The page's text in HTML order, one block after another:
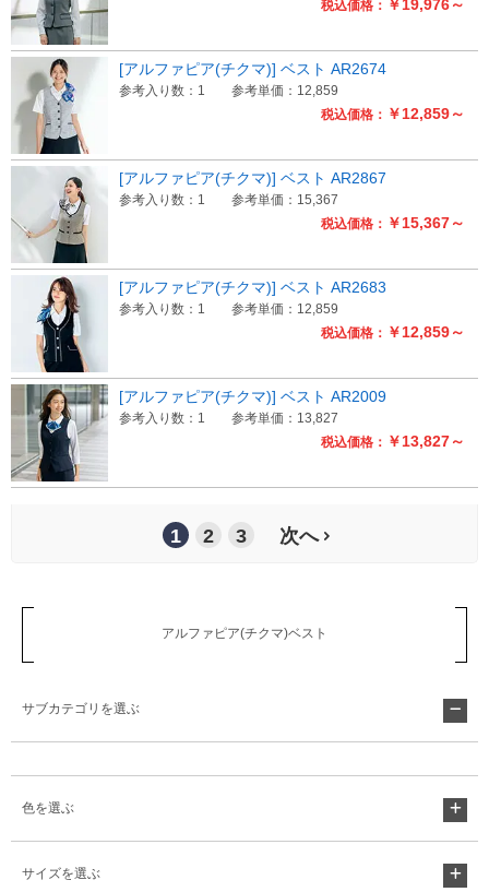
税込価格： ￥19,976～
税込価格： ￥12,859～
[アルファピア(チクマ)] ベスト AR2674
参考入り数：1 参考単価：12,859
税込価格： ￥15,367～
[アルファピア(チクマ)] ベスト AR2867
参考入り数：1 参考単価：15,367
税込価格： ￥12,859～
[アルファピア(チクマ)] ベスト AR2683
参考入り数：1 参考単価：12,859
税込価格： ￥13,827～
[アルファピア(チクマ)] ベスト AR2009
参考入り数：1 参考単価：13,827
1 2 3 次へ
アルファピア(チクマ)ベスト
サブカテゴリを選ぶ
色を選ぶ
サイズを選ぶ